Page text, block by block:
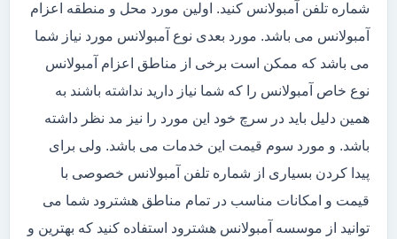
شماره تلفن آمبولانس کنید. اولین مورد محل و منطقه اعزام
آمبولانس می باشد. مورد بعدی نوع آمبولانس مورد نیاز شما
می باشد که ممکن است برخی از مناطق اعزام آمبولانس
نوع خاص آمبولانس را که شما نیاز دارید نداشته باشند به
همین دلیل باید در سرچ خود این مورد را نیز مد نظر داشته
باشد. و مورد سوم قیمت این خدمات می باشد. ولی برای
پیدا کردن بسیاری از شماره تلفن آمبولانس خصوصی با
قیمت و امکانات مناسب در تمام مناطق هشترود شما می
توانید از موسسه آمبولانس هشترود استفاده کنید که بهترین و